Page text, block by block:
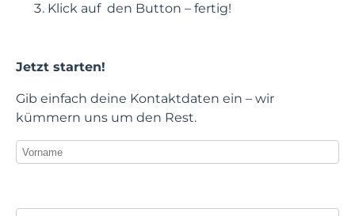
Klick auf den Button – fertig!
Jetzt starten!
Gib einfach deine Kontaktdaten ein – wir
kümmern uns um den Rest.